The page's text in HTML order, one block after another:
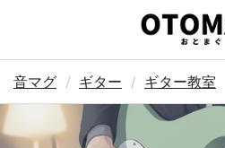
音マグ ギター ギター教室